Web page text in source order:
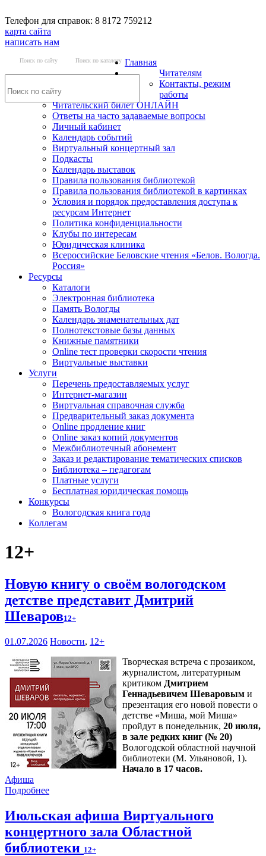
Телефон для справок: 8 8172 759212
карта сайта
написать нам
Поиск по сайту Поиск по каталогу Главная
Читателям
Контакты, режим
работы
Читательский билет ОНЛАЙН
Ответы на часто задаваемые вопросы
Личный кабинет
Календарь событий
Виртуальный концертный зал
Подкасты
Календарь выставок
Правила пользования библиотекой
Правила пользования библиотекой в картинках
Условия и порядок предоставления доступа к
ресурсам Интернет
Политика конфиденциальности
Клубы по интересам
Юридическая клиника
Всероссийские Беловские чтения «Белов. Вологда.
Россия»
Ресурсы
Каталоги
Электронная библиотека
Память Вологды
Календарь знаменательных дат
Полнотекстовые базы данных
Книжные памятники
Online тест проверки скорости чтения
Виртуальные выставки
Услуги
Перечень предоставляемых услуг
Интернет-магазин
Виртуальная справочная служба
Предварительный заказ документа
Online продление книг
Online заказ копий документов
Межбиблиотечный абонемент
Заказ и редактирование тематических списков
Библиотека – педагогам
Платные услуги
Бесплатная юридическая помощь
Конкурсы
Вологодская книга года
Коллегам
12+
Новую книгу о своём вологодском
детстве представит Дмитрий
Шеваров12+
01.07.2026 Новости, 12+
Творческая встреча с прозаиком,
журналистом, литературным
критиком Дмитрием
Геннадьевичем Шеваровым и
презентация его новой повести о
детстве «Миша, мой Миша»
пройдут в понедельник, 20 июля,
в зале редких книг (№ 20)
Вологодской областной научной
библиотеки (М. Ульяновой, 1).
Начало в 17 часов.
Афиша
Подробнее
Июльская афиша Виртуального
концертного зала Областной
библиотеки 12+